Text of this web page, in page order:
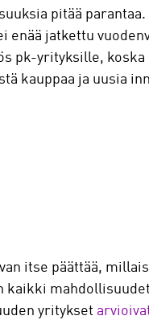
pitää
jatkettu
yrityksille, koska
kauppaa ja uusia
itse päättää,
yritykset